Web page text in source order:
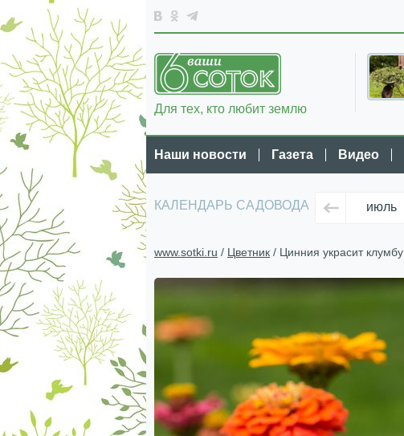
Для тех, кто любит землю
Наши новости Газета Видео
КАЛЕНДАРЬ САДОВОДА июль
www.sotki.ru / Цветник / Цинния украсит клумбу